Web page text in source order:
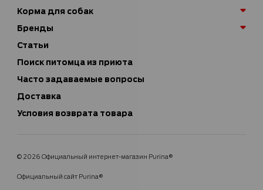
Корма для собак
Бренды
Статьи
Поиск питомца из приюта
Часто задаваемые вопросы
Доставка
Условия возврата товара
© 2026 Официальный интернет-магазин Purina®
Официальный сайт Purina®